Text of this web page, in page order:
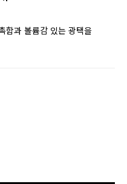
함과 볼륨감 있는 광택을
in stock
fleursin stock